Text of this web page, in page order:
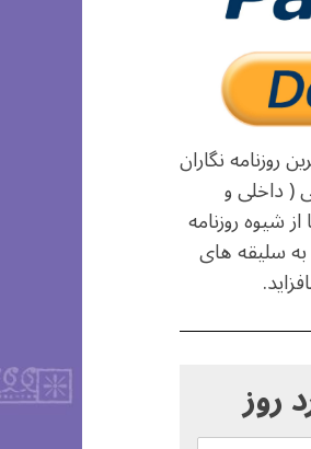
نگاران
( داخلی و
شیوه روزنامه
به سلیقه های
روز